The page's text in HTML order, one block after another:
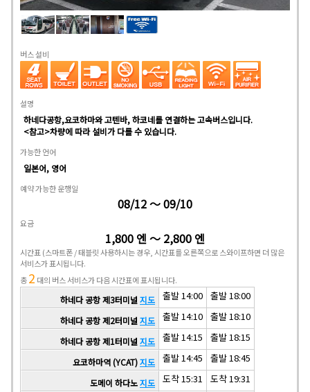
버스 설비
설명
하네다공항,요코하마와 고텐바, 하코네를 연결하는 고속버스입니다.
<참고>차량에 따라 설비가 다를 수 있습니다.
가능한 언어
일본어, 영어
예약 가능한 운행일
08/12 ～ 09/10
요금
1,800 엔 ～ 2,800 엔
시간표(스마트폰 / 태블릿 사용하시는 경우, 시간표를 오른쪽으로 스와이프하면 더 많은
서비스가 표시됩니다.
총2 대의 버스 서비스가 다음 시간표에 표시됩니다.
하네다 공항 제3터미널 지도 출발 14:00 출발 18:00
하네다 공항 제2터미널 지도 출발 14:10 출발 18:10
하네다 공항 제1터미널 지도 출발 14:15 출발 18:15
요코하마역 (YCAT)지도 출발 14:45 출발 18:45
도메이 하다노지도 도착 15:31 도착 19:31